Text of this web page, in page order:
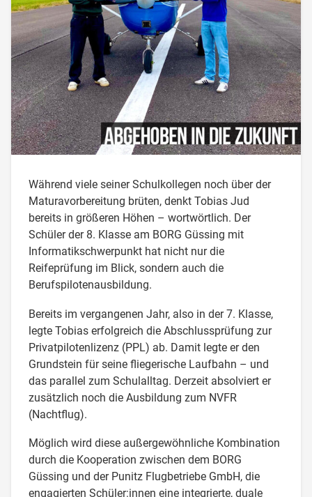
Während viele seiner Schulkollegen noch über der
Maturavorbereitung brüten, denkt Tobias Jud
bereits in größeren Höhen – wortwörtlich. Der
Schüler der 8. Klasse am BORG Güssing mit
Informatikschwerpunkt hat nicht nur die
Reifeprüfung im Blick, sondern auch die
Berufspilotenausbildung.
Bereits im vergangenen Jahr, also in der 7. Klasse,
legte Tobias erfolgreich die Abschlussprüfung zur
Privatpilotenlizenz (PPL) ab. Damit legte er den
Grundstein für seine fliegerische Laufbahn – und
das parallel zum Schulalltag. Derzeit absolviert er
zusätzlich noch die Ausbildung zum NVFR
(Nachtflug).
Möglich wird diese außergewöhnliche Kombination
durch die Kooperation zwischen dem BORG
Güssing und der Punitz Flugbetriebe GmbH, die
engagierten Schüler:innen eine integrierte, duale